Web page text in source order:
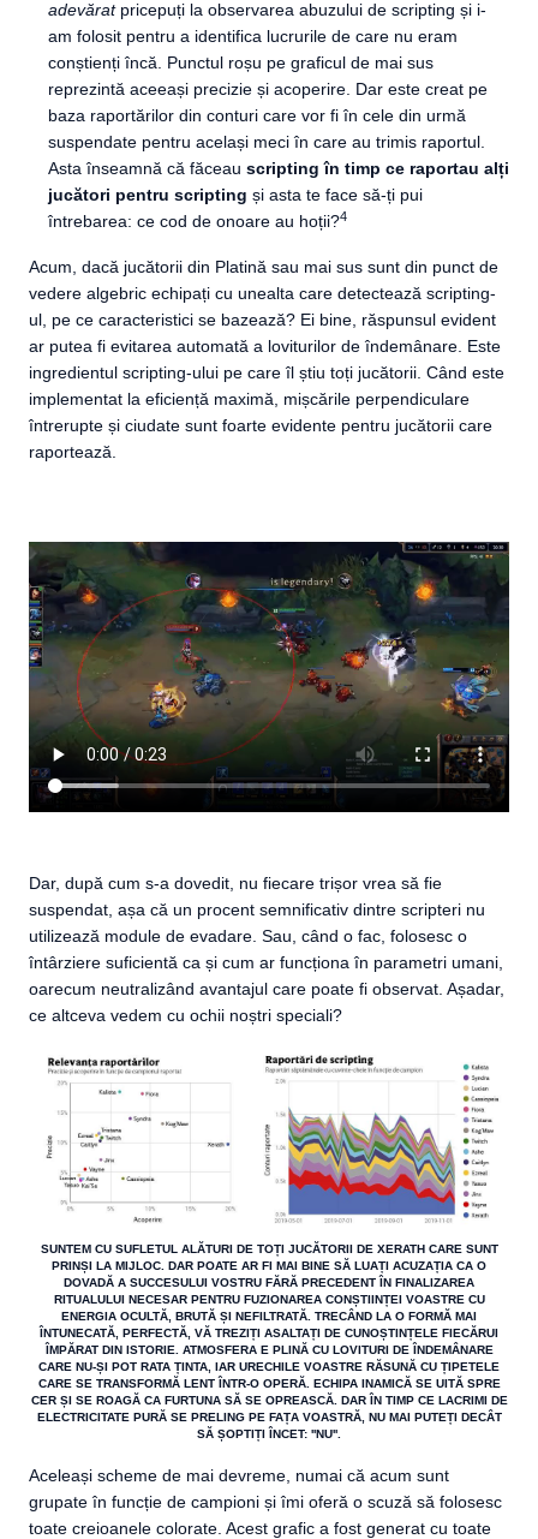
adevăratpricepuți la observarea abuzului de scripting și i-
am folosit pentru a identifica lucrurile de care nu eram
conștienți încă. Punctul roșu pe graficul de mai sus
reprezintă aceeași precizie și acoperire. Dar este creat pe
baza raportărilor din conturi care vor fi în cele din urmă
suspendate pentru același meci în care au trimis raportul.
Asta înseamnă că făceau scripting în timp ce raportau alți
jucători pentru scripting și asta te face să-ți pui
întrebarea: ce cod de onoare au hoții?4
Acum, dacă jucătorii din Platină sau mai sus sunt din punct de
vedere algebric echipați cu unealta care detectează scripting-
ul, pe ce caracteristici se bazează? Ei bine, răspunsul evident
ar putea fi evitarea automată a loviturilor de îndemânare. Este
ingredientul scripting-ului pe care îl știu toți jucătorii. Când este
implementat la eficiență maximă, mișcările perpendiculare
întrerupte și ciudate sunt foarte evidente pentru jucătorii care
raportează.
Dar, după cum s-a dovedit, nu fiecare trișor vrea să fie
suspendat, așa că un procent semnificativ dintre scripteri nu
utilizează module de evadare. Sau, când o fac, folosesc o
întârziere suficientă ca și cum ar funcționa în parametri umani,
oarecum neutralizând avantajul care poate fi observat. Așadar,
ce altceva vedem cu ochii noștri speciali?
SUNTEM CU SUFLETUL ALĂTURI DE TOȚI JUCĂTORII DE XERATH CARE SUNT
PRINȘI LA MIJLOC. DAR POATE AR FI MAI BINE SĂ LUAȚI ACUZAȚIA CA O
DOVADĂ A SUCCESULUI VOSTRU FĂRĂ PRECEDENT ÎN FINALIZAREA
RITUALULUI NECESAR PENTRU FUZIONAREA CONȘTIINȚEI VOASTRE CU
ENERGIA OCULTĂ, BRUTĂ ȘI NEFILTRATĂ. TRECÂND LA O FORMĂ MAI
ÎNTUNECATĂ, PERFECTĂ, VĂ TREZIȚI ASALTAȚI DE CUNOȘTINȚELE FIECĂRUI
ÎMPĂRAT DIN ISTORIE. ATMOSFERA E PLINĂ CU LOVITURI DE ÎNDEMÂNARE
CARE NU-ȘI POT RATA ȚINTA, IAR URECHILE VOASTRE RĂSUNĂ CU ȚIPETELE
CARE SE TRANSFORMĂ LENT ÎNTR-O OPERĂ. ECHIPA INAMICĂ SE UITĂ SPRE
CER ȘI SE ROAGĂ CA FURTUNA SĂ SE OPREASCĂ. DAR ÎN TIMP CE LACRIMI DE
ELECTRICITATE PURĂ SE PRELING PE FAȚA VOASTRĂ, NU MAI PUTEȚI DECÂT
SĂ ȘOPTIȚI ÎNCET: ''NU''.
Aceleași scheme de mai devreme, numai că acum sunt
grupate în funcție de campioni și îmi oferă o scuză să folosesc
toate creioanele colorate. Acest grafic a fost generat cu toate